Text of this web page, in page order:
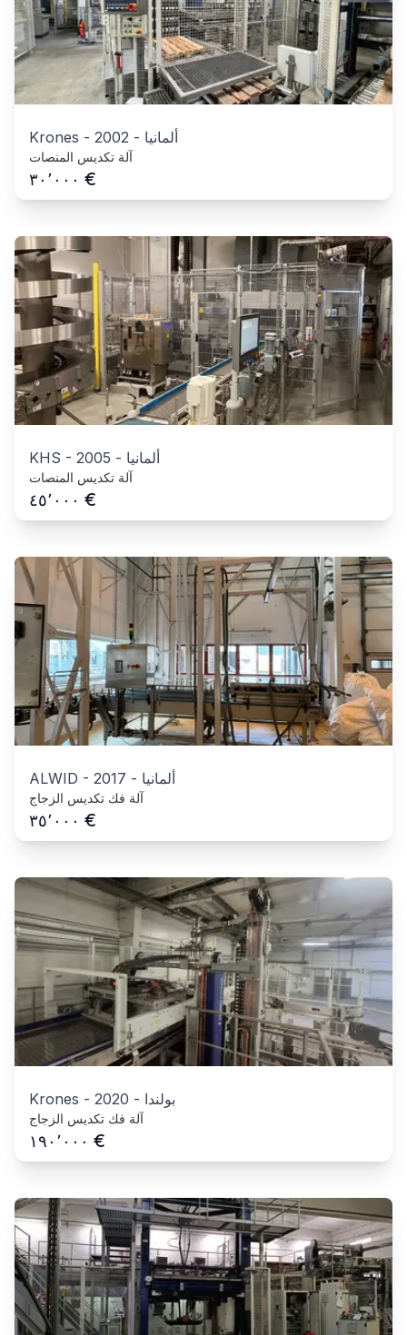
Krones - 2002 - ألمانيا
آلة تكديس المنصات
٣٠٬٠٠٠ €
KHS - 2005 - ألمانيا
آلة تكديس المنصات
٤٥٬٠٠٠ €
ALWID - 2017 - ألمانيا
آلة فك تكديس الزجاج
٣٥٬٠٠٠ €
Krones - 2020 - بولندا
آلة فك تكديس الزجاج
١٩٠٬٠٠٠ €